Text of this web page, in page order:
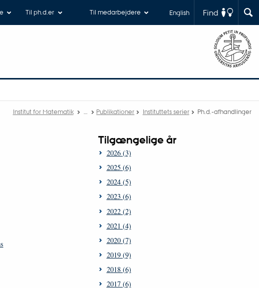
Find
English
Til ph.d.er Til medarbejdere
Institut for Matematik Publikationer Instituttets serier Ph.d.-afhandlinger
Tilgængelige år
2026 (3)
2025 (6)
2024 (5)
2023 (6)
2022 (2)
2021 (4)
2020 (7)
2019 (9)
2018 (6)
2017 (6)